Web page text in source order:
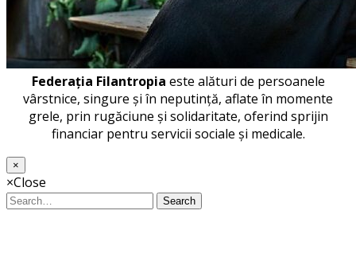
Federația Filantropia este alături de persoanele
vârstnice, singure și în neputință, aflate în momente
grele, prin rugăciune și solidaritate, oferind sprijin
financiar pentru servicii sociale și medicale.
×
×Close
Search